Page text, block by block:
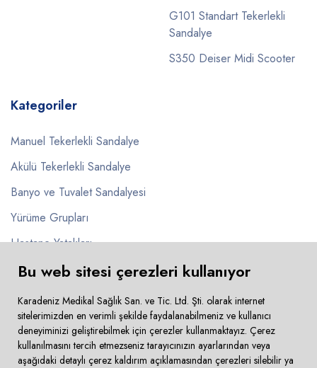
G101 Standart Tekerlekli
Sandalye
S350 Deiser Midi Scooter
Kategoriler
Manuel Tekerlekli Sandalye
Akülü Tekerlekli Sandalye
Banyo ve Tuvalet Sandalyesi
Yürüme Grupları
Hastane Yatakları
Pusetler
Copyright © 2024 Karadeniz Medikal. Tüm Hakkı Saklıdır
Bu web sitesi çerezleri kullanıyor
Karadeniz Medikal Sağlık San. ve Tic. Ltd. Şti. olarak internet
sitelerimizden en verimli şekilde faydalanabilmeniz ve kullanıcı
deneyiminizi geliştirebilmek için çerezler kullanmaktayız. Çerez
kullanılmasını tercih etmezseniz tarayıcınızın ayarlarından veya
aşağıdaki detaylı çerez kaldırım açıklamasından çerezleri silebilir ya